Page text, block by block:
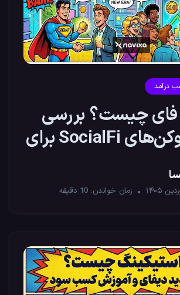
درآمد
چیست؟ بررسی
بهترین توکن‌های SocialFi برای
زمان خواندن: 10 دقیقه